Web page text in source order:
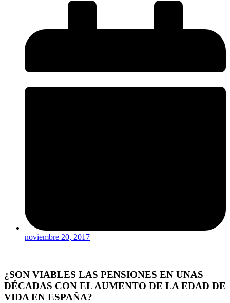
noviembre 20, 2017
¿SON VIABLES LAS PENSIONES EN UNAS
DÉCADAS CON EL AUMENTO DE LA EDAD DE
VIDA EN ESPAÑA?